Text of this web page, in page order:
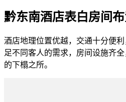
黔东南酒店表白房间
酒店地理位置优越，交通十分便
足不同客人的需求，房间设施齐
的下榻之所。